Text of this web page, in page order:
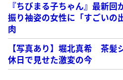
『ちびまる子ちゃん』最新
振り袖姿の女性に「すごいの
肉
【写真あり】堀北真希 茶
休日で見せた激変の今